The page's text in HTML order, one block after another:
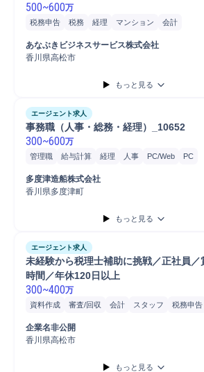
500~600万
税務申告 税務 経理 マンション 会計
あなぶきビジネスサービス株式会社
香川県高松市
もっと見る
エージェント求人
事務職（人事・総務・経理）_10652
300~600万
管理職 給与計算 経理 人事 PC/Web PC
多度津造船株式会社
香川県多度津町
もっと見る
エージェント求人
未経験から税理士補助に挑戦／正社員
時間／年休120日以上
300~400万
資料作成 審査/回収 会計 スタッフ 税務申告
企業名非公開
香川県高松市
もっと見る